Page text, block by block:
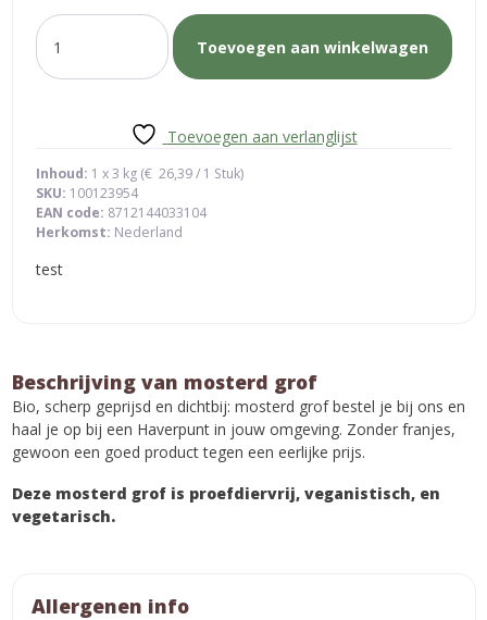
mosterd
grof
aantal
Toevoegen aan winkelwagen
Toevoegen aan verlanglijst
Inhoud: 1 x 3 kg (€ 26,39/ 1 Stuk)
SKU: 100123954
EAN code: 8712144033104
Herkomst: Nederland
test
Beschrijving van mosterd grof
Bio, scherp geprijsd en dichtbij: mosterd grof bestel je bij ons en
haal je op bij een Haverpunt in jouw omgeving. Zonder franjes,
gewoon een goed product tegen een eerlijke prijs.
Deze mosterd grof is proefdiervrij, veganistisch, en
vegetarisch.
Allergenen info